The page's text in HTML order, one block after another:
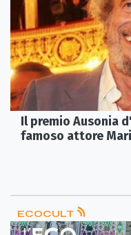
Il premio Ausonia
famoso attore
ECOCULT